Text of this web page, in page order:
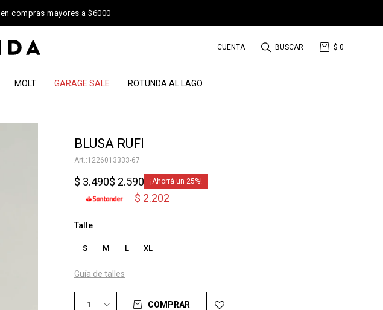
en compras mayores a $6000
MOLT GARAGE SALE ROTUNDA AL LAGO
$ 0
BLUSA RUFI
1226013333-67
$ 2.590
$3.490 25
$ 2.202
Talle
S M L XL
Guía de talles
1 COMPRAR